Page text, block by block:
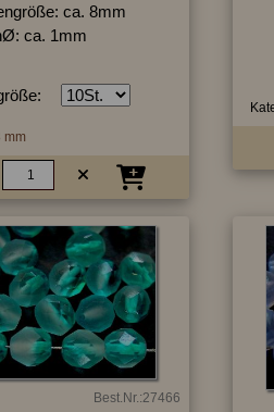
ca. 8mm
ca. 1mm
mm
Best.Nr.:27466